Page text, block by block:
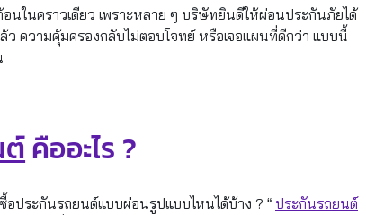
นในคราวเดียว เพราะหลาย ๆ บริษัทยินดีให้ผ่อนประกันภัยได้
ความคุ้มครองกลับไม่ตอบโจทย์ หรือเจอแผนที่ดีกว่า แบบนี้
คืออะไร ?
อประกันรถยนต์แบบผ่อนรูปแบบไหนได้บ้าง ? “ ประกันรถยนต์